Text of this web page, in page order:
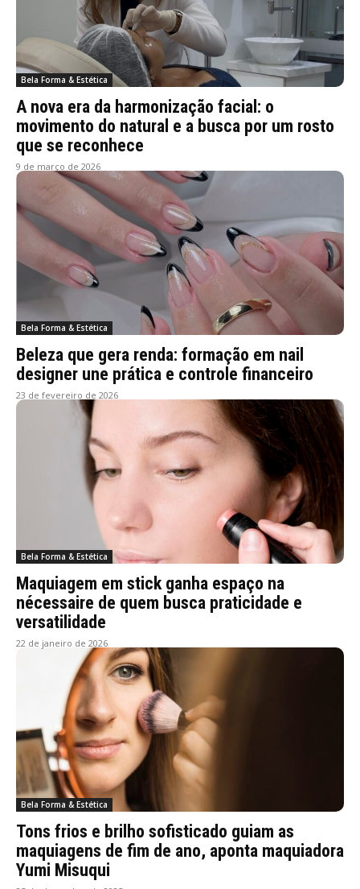
Bela Forma & Estética
A nova era da harmonização facial: o
movimento do natural e a busca por um rosto
que se reconhece
9 de março de 2026
Bela Forma & Estética
Beleza que gera renda: formação em nail
designer une prática e controle financeiro
23 de fevereiro de 2026
Bela Forma & Estética
Maquiagem em stick ganha espaço na
nécessaire de quem busca praticidade e
versatilidade
22 de janeiro de 2026
Bela Forma & Estética
Tons frios e brilho sofisticado guiam as
maquiagens de fim de ano, aponta maquiadora
Yumi Misuqui